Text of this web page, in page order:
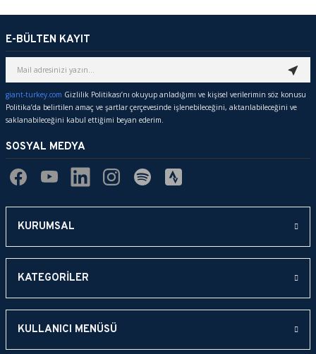
E-BÜLTEN KAYIT
giant-turkey.com Gizlilik Politikası’nı okuyup anladığımı ve kişisel verilerimin söz konusu
Politika’da belirtilen amaç ve şartlar çerçevesinde işlenebileceğini, aktarılabileceğini ve
saklanabileceğini kabul ettiğimi beyan ederim.
SOSYAL MEDYA
KURUMSAL
KATEGORİLER
KULLANICI MENÜSÜ